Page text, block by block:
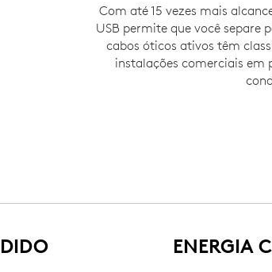
Com até 15 vezes mais
USB permite que você separe
cabos óticos ativos têm
instalações comerciais em
ENERGIA